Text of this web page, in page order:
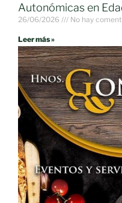
Autonómicas en
26/06/2026 No hay
Leer más »